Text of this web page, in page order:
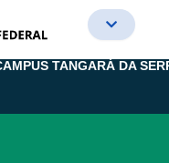
TANGARÁ DA